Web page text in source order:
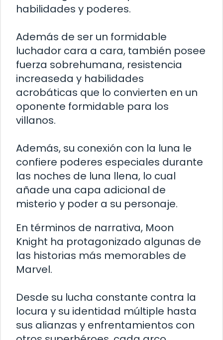
habilidades y poderes.
Además de ser un formidable
luchador cara a cara, también posee
fuerza sobrehumana, resistencia
increaseda y habilidades
acrobáticas que lo convierten en un
oponente formidable para los
villanos.
Además, su conexión con la luna le
confiere poderes especiales durante
las noches de luna llena, lo cual
añade una capa adicional de
misterio y poder a su personaje.
En términos de narrativa, Moon
Knight ha protagonizado algunas de
las historias más memorables de
Marvel.
Desde su lucha constante contra la
locura y su identidad múltiple hasta
sus alianzas y enfrentamientos con